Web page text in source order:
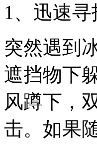
1、迅速
突然遇到
遮挡物下
风蹲下，
击。如果